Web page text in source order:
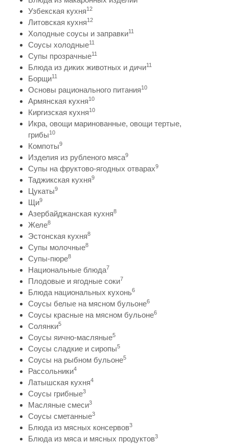
Узбекская кухня12
Литовская кухня12
Холодные соусы и заправки11
Соусы холодные11
Супы прозрачные11
Блюда из диких животных и дичи11
Борщи11
Основы рационального питания10
Армянская кухня10
Киргизская кухня10
Икра, овощи маринованные, овощи тертые,
грибы10
Компоты9
Изделия из рубленого мяса9
Супы на фруктово-ягодных отварах9
Таджикская кухня9
Цукаты9
Щи9
Азербайджанская кухня8
Желе8
Эстонская кухня8
Супы молочные8
Супы-пюре8
Национальные блюда7
Плодовые и ягодные соки7
Блюда национальных кухонь6
Соусы белые на мясном бульоне6
Соусы красные на мясном бульоне6
Солянки5
Соусы яично-масляные5
Соусы сладкие и сиропы5
Соусы на рыбном бульоне5
Рассольники4
Латышская кухня4
Соусы грибные3
Масляные смеси3
Соусы сметанные3
Блюда из мясных консервов3
Блюда из мяса и мясных продуктов3